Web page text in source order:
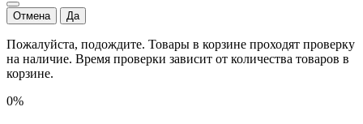
Отмена Да
Пожалуйста, подождите. Товары в корзине проходят проверку
на наличие. Время проверки зависит от количества товаров в
корзине.
0%